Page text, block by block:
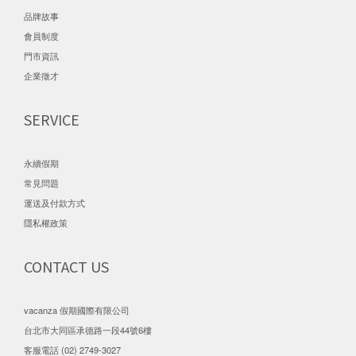
品牌故事
會員制度
門市資訊
企業徵才
SERVICE
永續假期
常見問題
運送及付款方式
隱私權政策
CONTACT US
vacanza 假期國際有限公司
台北市大同區承德路一段44號6樓
客服電話 (02) 2749-3027